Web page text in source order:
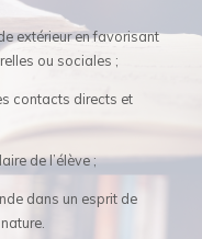
extérieur en favorisant
ou sociales ;
contacts directs et
de l’élève ;
dans un esprit de